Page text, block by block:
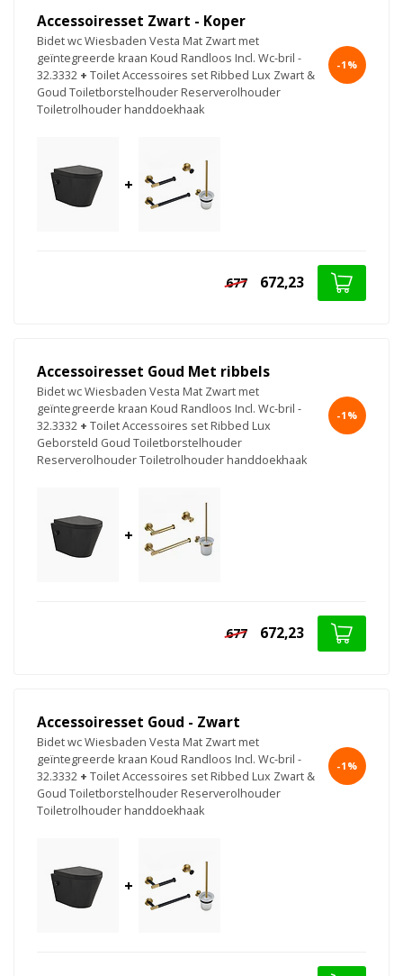
Accessoiresset Zwart - Koper
Bidet wc Wiesbaden Vesta Mat Zwart met
geïntegreerde kraan Koud Randloos Incl. Wc-bril -
32.3332 + Toilet Accessoires set Ribbed Lux Zwart &
Goud Toiletborstelhouder Reserverolhouder
Toiletrolhouder handdoekhaak
-1%
+
677 672,23
Accessoiresset Goud Met ribbels
Bidet wc Wiesbaden Vesta Mat Zwart met
geïntegreerde kraan Koud Randloos Incl. Wc-bril -
32.3332 + Toilet Accessoires set Ribbed Lux
Geborsteld Goud Toiletborstelhouder
Reserverolhouder Toiletrolhouder handdoekhaak
-1%
+
677 672,23
Accessoiresset Goud - Zwart
Bidet wc Wiesbaden Vesta Mat Zwart met
geïntegreerde kraan Koud Randloos Incl. Wc-bril -
32.3332 + Toilet Accessoires set Ribbed Lux Zwart &
Goud Toiletborstelhouder Reserverolhouder
Toiletrolhouder handdoekhaak
-1%
+